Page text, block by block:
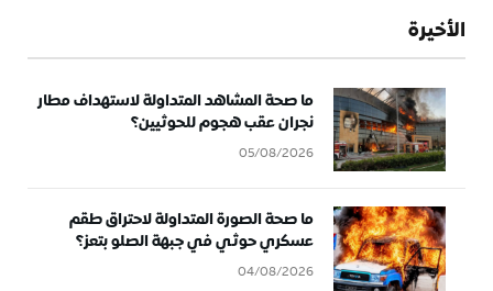
الأخيرة
ما صحة المشاهد المتداولة لاستهداف مطار
نجران عقب هجوم للحوثيين؟
05/08/2026
ما صحة الصورة المتداولة لاحتراق طقم
عسكري حوثي في جبهة الصلو بتعز؟
04/08/2026